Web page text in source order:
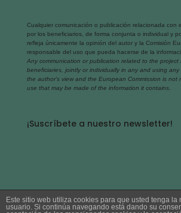
Cualquier comunicación o publicación relacionada con
por los beneficiarios, de forma conjunta o individual y
refleja únicamente la opinión del autor y la Comisión
responsable del uso que pueda hacerse de la
Any communication or publication related to the project
beneficiaries, jointly or individually in any and using
the author’s view and the European Commission is not
use that may be made of the information it contains.
¡Suscríbete a nuestro newsletter!
Este sitio web utiliza cookies para que usted tenga la
usuario. Si continúa navegando está dando su